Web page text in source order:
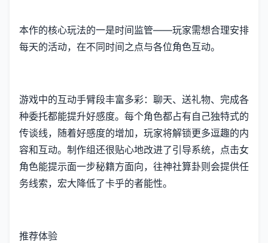
本作的核心玩法的一是时间监管——玩家需想合理安排
每天的活动，在不同时间之点与各位角色互动。
游戏中的​​互动手臂段丰富多彩​​：聊天、送礼物、完成各
种委托都能提升好感度。每个角色都占有自己独特式的
传谈线，随着好感度的增加，玩家将解锁更多逗趣的内
容和互动。制作组还很贴心地改进了引导系统，点击女
角色能提示面一步秘籍方面向，往神社算卦则会提供任
务线索，宏大降低了卡乎的者能性。
推荐体验